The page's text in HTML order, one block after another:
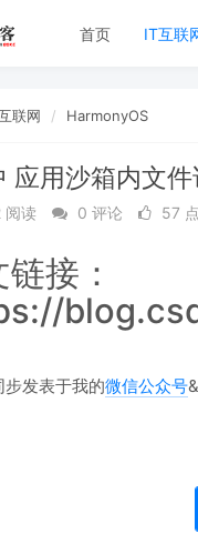
首页 IT互联
联网 HarmonyOS
应用沙箱内文件
阅读 0 评论 57
接：
步发表于我的微信公众号&